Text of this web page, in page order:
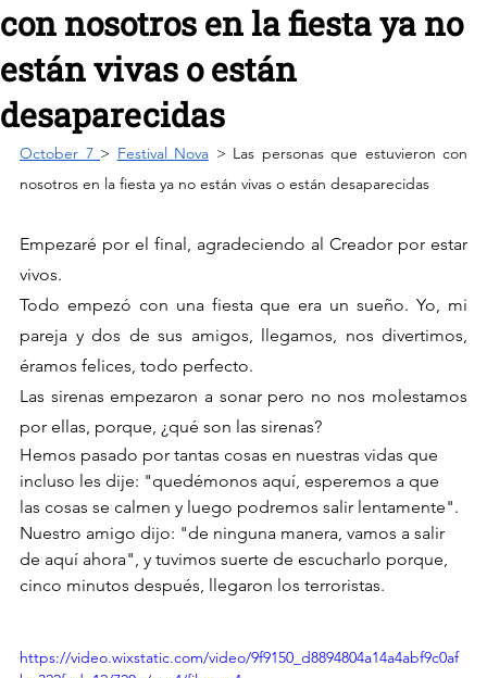
con nosotros en la fiesta ya no
están vivas o están
desaparecidas
October 7 > Festival Nova > Las personas que estuvieron con
nosotros en la fiesta ya no están vivas o están desaparecidas
Empezaré por el final, agradeciendo al Creador por estar
vivos.
Todo empezó con una fiesta que era un sueño. Yo, mi
pareja y dos de sus amigos, llegamos, nos divertimos,
éramos felices, todo perfecto.
Las sirenas empezaron a sonar pero no nos molestamos
por ellas, porque, ¿qué son las sirenas?
Hemos pasado por tantas cosas en nuestras vidas que
incluso les dije: "quedémonos aquí, esperemos a que
las cosas se calmen y luego podremos salir lentamente".
Nuestro amigo dijo: "de ninguna manera, vamos a salir
de aquí ahora", y tuvimos suerte de escucharlo porque,
cinco minutos después, llegaron los terroristas.
https://video.wixstatic.com/video/9f9150_d8894804a14a4abf9c0af